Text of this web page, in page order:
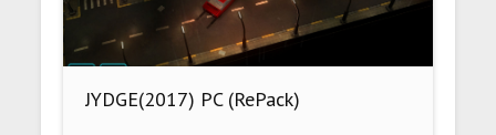
JYDGE(2017) PC (RePack)